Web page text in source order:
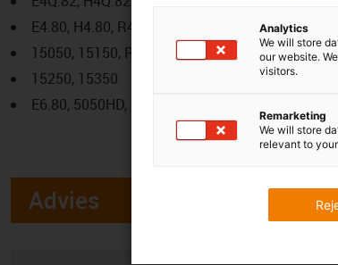
E4.80, H4.80, R4.80
15050, 15150, R19850
15250, 15350
E6.80, 5050HD, 9850HD
Advies
Analytics
We will store
our website.
visitors.
Remarketing
We will store
relevant to